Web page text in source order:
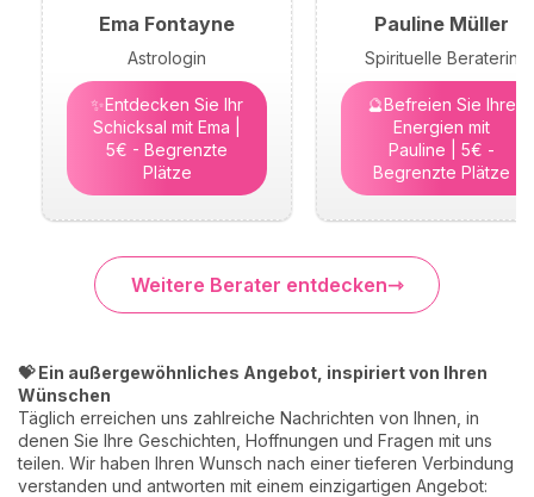
Ema Fontayne
Astrologin
✨Entdecken Sie Ihr
Schicksal mit Ema |
5€ - Begrenzte
Plätze
Pauline Müller
Spirituelle Beraterin
🔮Befreien Sie Ihre
Energien mit
Pauline | 5€ -
Begrenzte Plätze
Weitere Berater entdecken
💝 Ein außergewöhnliches Angebot, inspiriert von Ihren
Wünschen
Täglich erreichen uns zahlreiche Nachrichten von Ihnen, in
denen Sie Ihre Geschichten, Hoffnungen und Fragen mit uns
teilen. Wir haben Ihren Wunsch nach einer tieferen Verbindung
verstanden und antworten mit einem einzigartigen Angebot: